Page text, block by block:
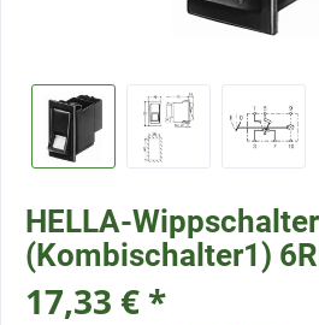
HELLA-Wippschalter
(Kombischalter1)
17,33 € *